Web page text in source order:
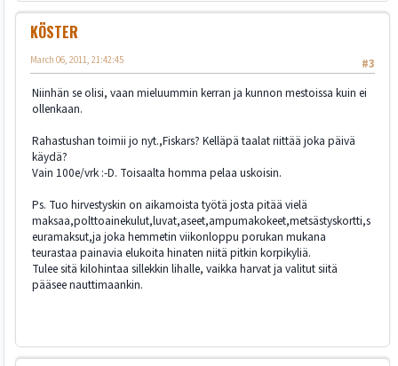
KÖSTER
#3
March 06, 2011, 21:42:45
Niinhän se olisi, vaan mieluummin kerran ja kunnon mestoissa kuin ei
ollenkaan.
Rahastushan toimii jo nyt.,Fiskars? Kelläpä taalat riittää joka päivä
käydä?
Vain 100e/vrk :-D. Toisaalta homma pelaa uskoisin.
Ps. Tuo hirvestyskin on aikamoista työtä josta pitää vielä
maksaa,polttoainekulut,luvat,aseet,ampumakokeet,metsästyskortti,s
euramaksut,ja joka hemmetin viikonloppu porukan mukana
teurastaa painavia elukoita hinaten niitä pitkin korpikyliä.
Tulee sitä kilohintaa sillekkin lihalle, vaikka harvat ja valitut siitä
pääsee nauttimaankin.